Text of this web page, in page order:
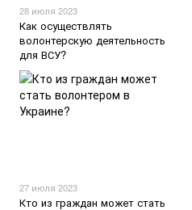
28 июля 2023
Как осуществлять
волонтерскую деятельность
для ВСУ?
27 июля 2023
Кто из граждан может стать